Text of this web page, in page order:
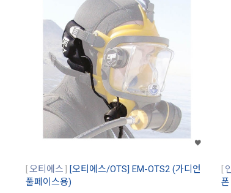
오티에스
[오티에스/OTS] EM-OTS2 (가디언
풀페이스용)